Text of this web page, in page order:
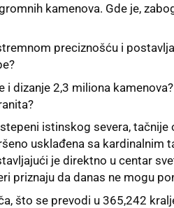
kamenova. Gde je,
preciznošću i
dizanje 2,3 miliona
istinskog severa, tačnije
usklađena sa kardinalnim
je direktno u centar
priznaju da danas ne mogu
što se prevodi u 365,242